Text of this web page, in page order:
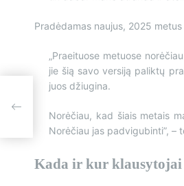
Pradėdamas naujus, 2025
„Praeituose metuose
jie šią savo versiją paliktų
juos džiugina.
Norėčiau, kad šiais metais
Norėčiau jas padvigubinti”, –
Kada ir kur klausytojai